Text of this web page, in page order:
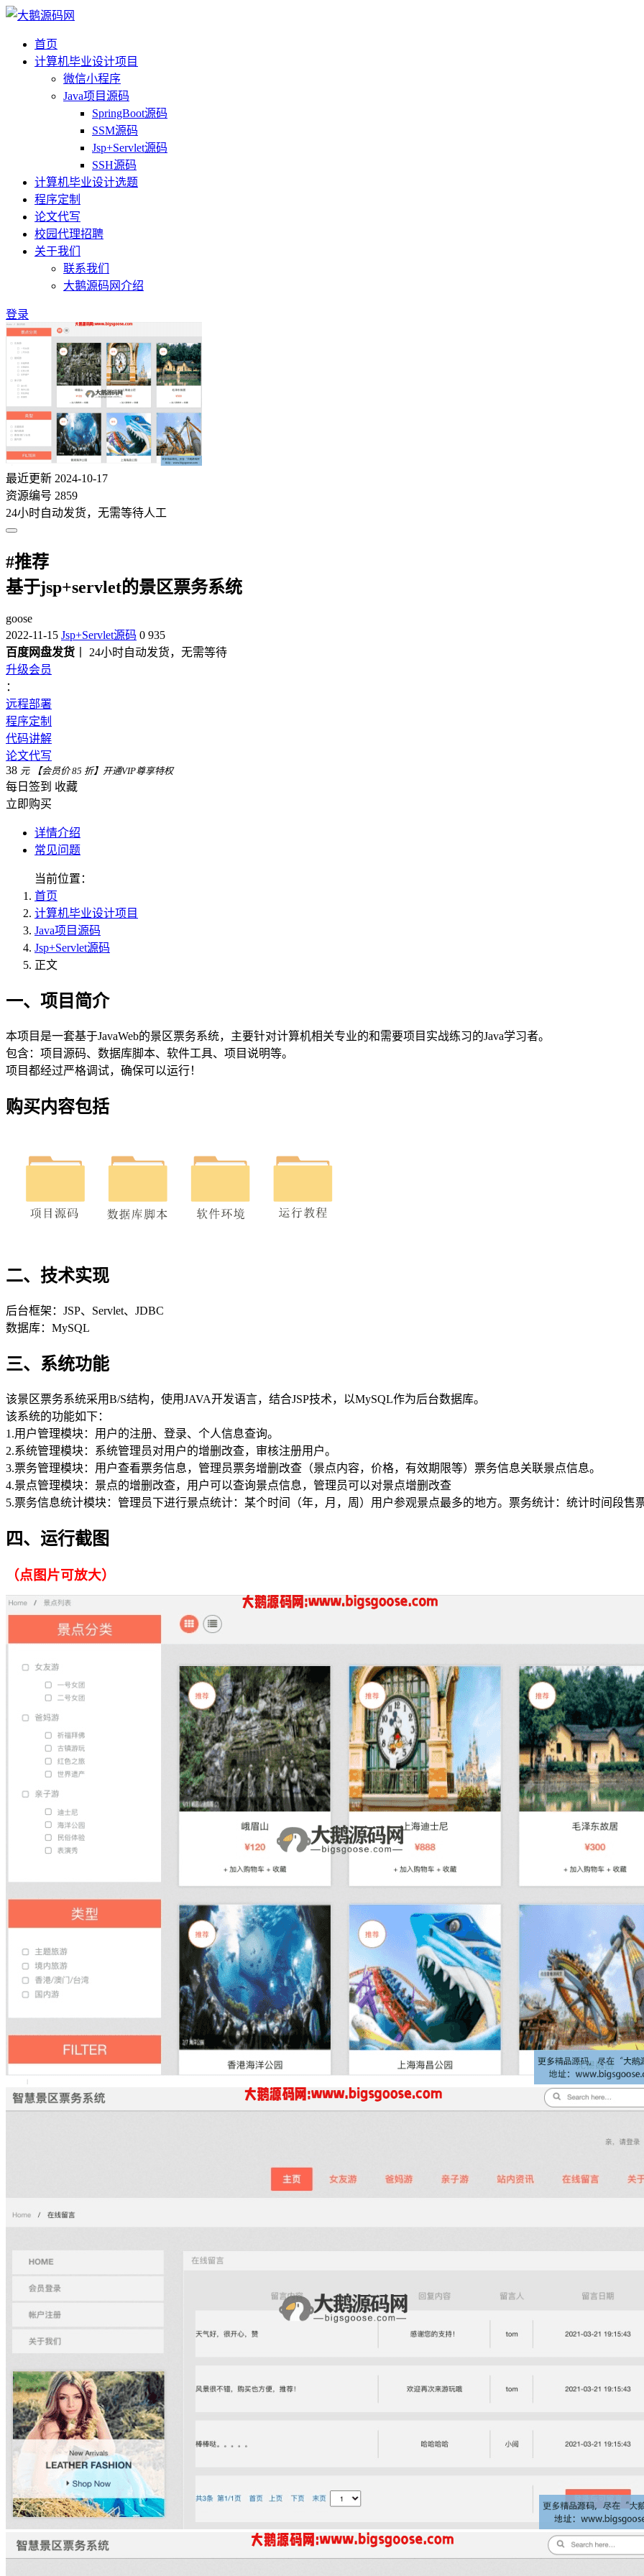
首页
计算机毕业设计项目
微信小程序
Java项目源码
SpringBoot源码
SSM源码
Jsp+Servlet源码
SSH源码
计算机毕业设计选题
程序定制
论文代写
校园代理招聘
关于我们
联系我们
大鹅源码网介绍
登录
最近更新 2024-10-17
资源编号 2859
24小时自动发货，无需等待人工
#推荐
基于jsp+servlet的景区票务系统
goose
2022-11-15 Jsp+Servlet源码 0 935
百度网盘发货 丨 24小时自动发货，无需等待
升级会员
：
远程部署
程序定制
代码讲解
论文代写
38 元 【会员价 85 折】开通VIP尊享特权
每日签到 收藏
立即购买
详情介绍
常见问题
当前位置：
首页
计算机毕业设计项目
Java项目源码
Jsp+Servlet源码
正文
一、项目简介
本项目是一套基于JavaWeb的景区票务系统，主要针对计算机相关专业的和需要项目实战练习的Java学习者。
包含：项目源码、数据库脚本、软件工具、项目说明等。
项目都经过严格调试，确保可以运行！
购买内容包括
二、技术实现
​后台框架：JSP、Servlet、JDBC
​数据库：MySQL
三、系统功能
该景区票务系统采用B/S结构，使用JAVA开发语言，结合JSP技术，以MySQL作为后台数据库。
该系统的功能如下：
1.用户管理模块：用户的注册、登录、个人信息查询。
2.系统管理模块：系统管理员对用户的增删改查，审核注册用户。
3.票务管理模块：用户查看票务信息，管理员票务增删改查（景点内容，价格，有效期限等）票务信息关联景点信息。
4.景点管理模块：景点的增删改查，用户可以查询景点信息，管理员可以对景点增删改查
5.票务信息统计模块：管理员下进行景点统计：某个时间（年，月，周）用户参观景点最多的地方。票务统计：统计时间段售
四、运行截图
（点图片可放大）